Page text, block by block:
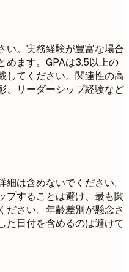
い。実務経験が豊富な場合
めます。GPAは3.5以上の
してください。関連性の高
、リーダーシップ経験など
は含めないでください。
プすることは避け、最も関
ださい。年齢差別が懸念さ
た日付を含めるのは避けて